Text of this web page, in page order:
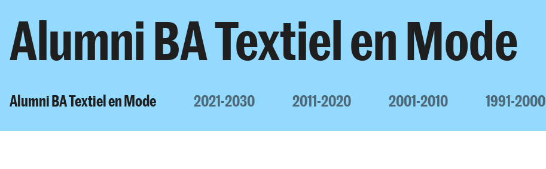
Alumni BA Textiel en Mode
Alumni BA Textiel en Mode 2021-2030 2011-2020 2001-2010 1991-2000